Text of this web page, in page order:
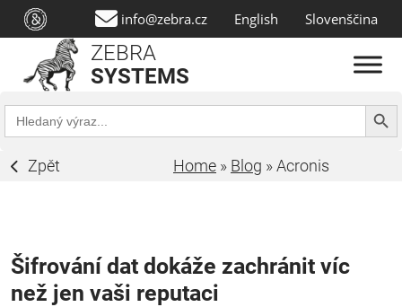
info@zebra.cz English Slovenščina
ZEBRA
SYSTEMS
Search
for:
Search
Zpět Home » Blog »Acronis
Šifrování dat dokáže zachránit víc
než jen vaši reputaci